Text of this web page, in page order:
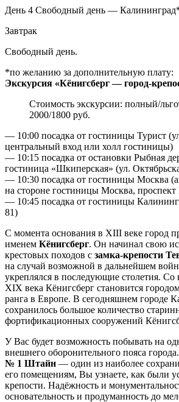
День 4 Свободный день —
Завтрак
Свободный день.
*по желанию за дополнительную плату:
Экскурсия «Кёнигсберг — город-
Стоимость экскурсии: полный/
2000/1800 руб.
— 10:00 посадка от гостиницы Турист
центральный вход или холл гостиницы)
— 10:15 посадка от остановки Рыбная
гостиница «Шкиперская» (ул.
— 10:30 посадка от гостиницы Москва
на стороне гостиницы Москва,
— 10:45 посадка от гостиницы
81)
С момента основания в XIII веке город
именем Кёнигсберг. Он начинал свою
крестовых походов с замка-крепости
на случай возможной в дальнейшем
укреплялся в последующие столетия.
XIX века Кёнигсберг становится
ранга в Европе. В сегодняшнем городе
сохранилось большое количество
фортификационных сооружений
У Вас будет возможность побывать на
внешнего оборонительного пояса
№ 1 Штайн — один из наиболее
его помещениям, Вы узнаете, как были
крепости. Надёжность и
основательность и продуманность до